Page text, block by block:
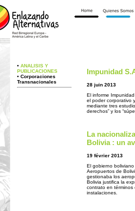
• ANALISIS Y
PUBLICACIONES
• Corporaciones
Transnacionales
Impunidad
28 juin 2013
El informe
el poder corporativo
mediante tres
derechos” y los
La
Bolivia : un
19 février 2013
El gobierno
Aeropuertos de
gestionaba los
Bolivia justifica la
contrato en términos
instalaciones.